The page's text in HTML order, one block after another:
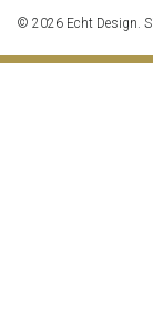
© 2026 Echt Design.